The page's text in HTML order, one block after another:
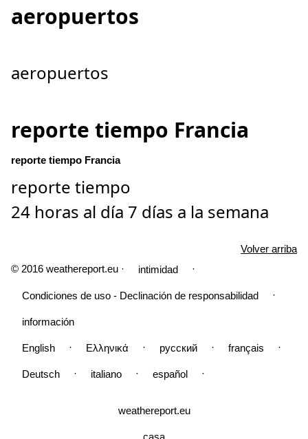
aeropuertos
aeropuertos
reporte tiempo Francia
reporte tiempo Francia
reporte tiempo
24 horas al día 7 días a la semana
Volver arriba
© 2016 weathereport.eu ·
intimidad ·
Condiciones de uso - Declinación de responsabilidad ·
información
English · Ελληνικά · русский · français ·
Deutsch · italiano · español ·
weathereport.eu